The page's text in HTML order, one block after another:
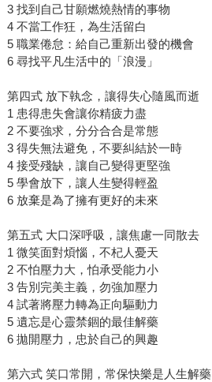
3 找到自己甘願燃燒熱情的事物
4 不當工作狂，為生活留白
5 職業倦怠：給自己重新出發的機會
6 尋找平凡生活中的「浪漫」
第四式 放下執念，讓得失心隨風而逝
1 患得患失會讓你精疲力盡
2 不要強求，分分合合是常態
3 得失無法避免，不要糾結於一時
4 接受殘缺，讓自己變得更堅強
5 學會放下，讓人生變得輕盈
6 放棄是為了擁有更好的未來
第五式 大口深呼吸，讓焦慮一同散去
1 微笑面對煩惱，不杞人憂天
2 不怕壓力大，怕承受能力小
3 告別完美主義，勿強加壓力
4 試著將壓力轉為正向驅動力
5 遺忘是心靈禁錮的最佳解藥
6 拋開壓力，忠於自己的興趣
第六式 笑口常開，常保快樂是人生解藥